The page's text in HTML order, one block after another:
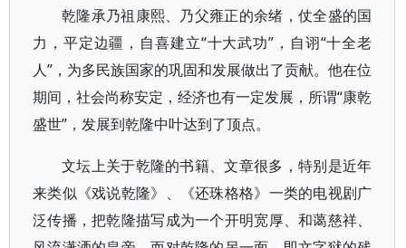
乾隆承乃祖康熙、乃父雍正的余绪，仗全盛的国
力，平定边疆，自喜建立“十大武功”，自诩“十全老
人”，为多民族国家的巩固和发展做出了贡献。他在位
期间，社会尚称安定，经济也有一定发展，所谓“康乾
盛世”，发展到乾隆中叶达到了顶点。
文坛上关于乾隆的书籍、文章很多，特别是近年
来类似《戏说乾隆》、《还珠格格》一类的电视剧广
泛传播，把乾隆描写成为一个开明宽厚、和蔼慈祥、